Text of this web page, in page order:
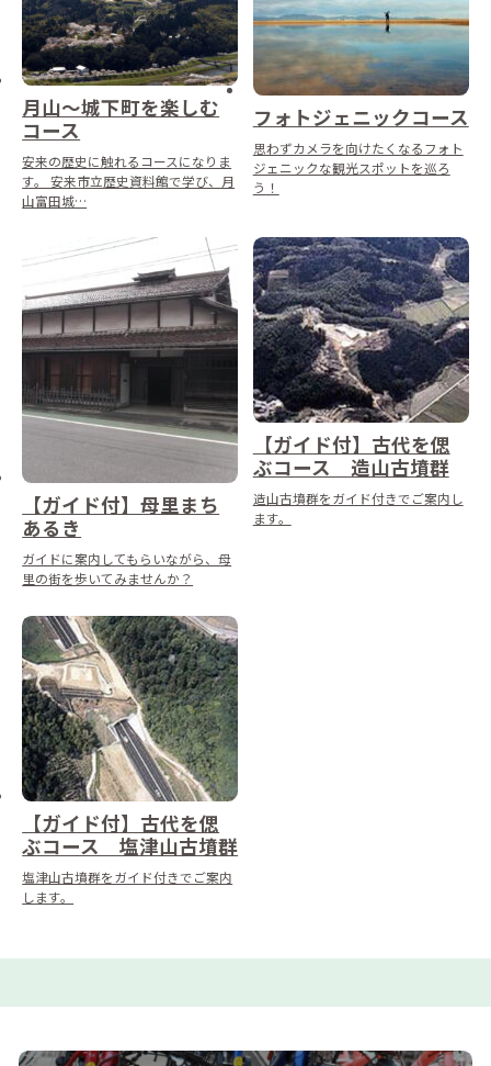
月山～城下町を楽しむ
コース
安来の歴史に触れるコースになりま
す。 安来市立歴史資料館で学び、月
山富田城…
フォトジェニックコース
思わずカメラを向けたくなるフォト
ジェニックな観光スポットを巡ろ
う！
【ガイド付】母里まち
あるき
ガイドに案内してもらいながら、母
里の街を歩いてみませんか？
【ガイド付】古代を偲
ぶコース 造山古墳群
造山古墳群をガイド付きでご案内し
ます。
【ガイド付】古代を偲
ぶコース 塩津山古墳群
塩津山古墳群をガイド付きでご案内
します。